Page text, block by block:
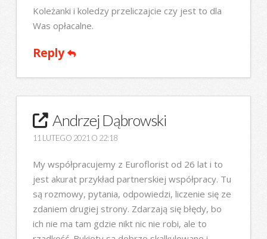
Koleżanki i koledzy przeliczajcie czy jest to dla
Was opłacalne.
Reply
Andrzej Dąbrowski
11 LUTEGO 2021 O 22:18
My współpracujemy z Euroflorist od 26 lat i to
jest akurat przykład partnerskiej współpracy. Tu
są rozmowy, pytania, odpowiedzi, liczenie się ze
zdaniem drugiej strony. Zdarzają się błędy, bo
ich nie ma tam gdzie nikt nic nie robi, ale to